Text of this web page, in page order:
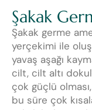
Şakak
Şakak germe
yerçekimi ile
yavaş aşağı
cilt, cilt altı
çok güçlü
bu süre çok